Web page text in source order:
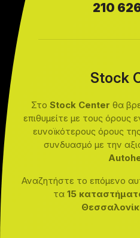
210
Stock
Στο Stock Center θα
επιθυμείτε με τους όρους
ευνοϊκότερους όρους
συνδυασμό με την
Αναζητήστε το επόμενο
τα 15